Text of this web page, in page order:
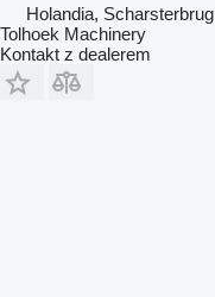
Holandia, Scharsterbrug
Tolhoek Machinery
Kontakt z dealerem